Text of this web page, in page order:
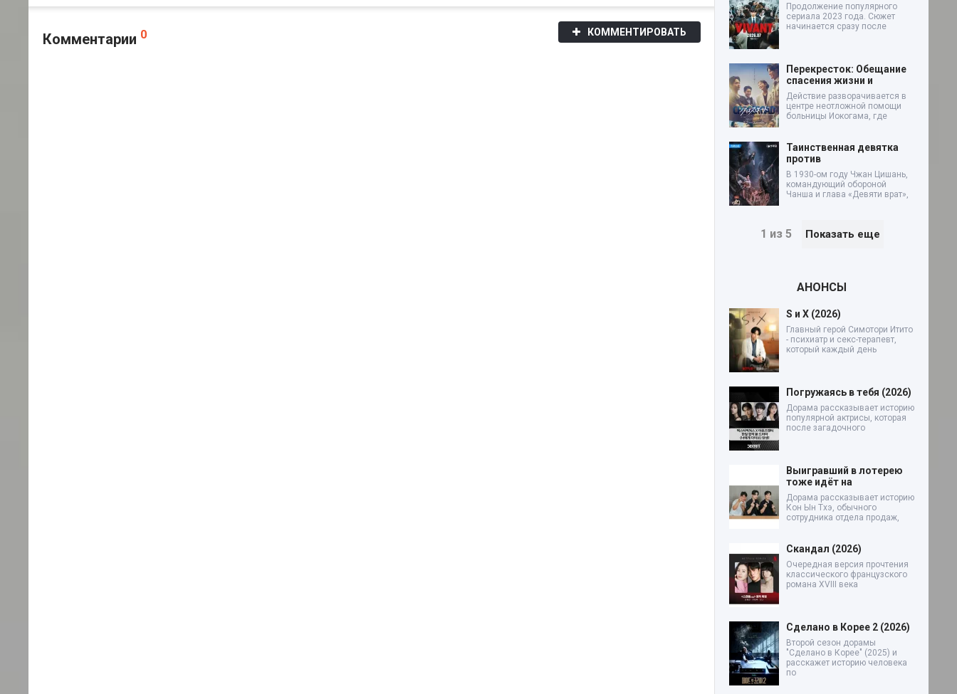
0%
Комментарии 0 КОММЕНТИРОВАТЬ
Продолжение популярного
сериала 2023 года. Сюжет
начинается сразу после
Перекресток: Обещание
спасения жизни и
Действие разворачивается в
центре неотложной помощи
больницы Иокогама, где
Таинственная девятка
против
В 1930-ом году Чжан Цишань,
командующий обороной
Чанша и глава «Девяти врат»,
1 из 5 Показать еще
АНОНСЫ
S и X (2026)
Главный герой Симотори Итито
- психиатр и секс-терапевт,
который каждый день
Погружаясь в тебя (2026)
Дорама рассказывает историю
популярной актрисы, которая
после загадочного
Выигравший в лотерею
тоже идёт на
Дорама рассказывает историю
Кон Ын Тхэ, обычного
сотрудника отдела продаж,
Скандал (2026)
Очередная версия прочтения
классического французского
романа XVIII века
Сделано в Корее 2 (2026)
Второй сезон дорамы
"Сделано в Корее" (2025) и
расскажет историю человека
по